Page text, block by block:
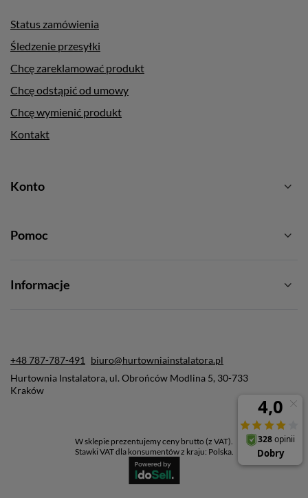
Status zamówienia
Śledzenie przesyłki
Chcę zareklamować produkt
Chcę odstąpić od umowy
Chcę wymienić produkt
Kontakt
Konto
Pomoc
Informacje
+48 787-787-491
biuro@hurtowniainstalatora.pl
Hurtownia Instalatora, ul. Obrońców Modlina 5, 30-733
Kraków
W sklepie prezentujemy ceny brutto (z VAT).
Stawki VAT dla konsumentów z kraju: Polska.